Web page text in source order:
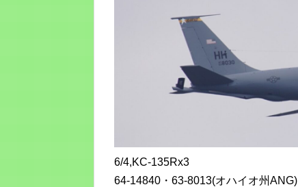
6/4,KC-135Rx3
64-14840・63-8013(オハイオ州ANG)